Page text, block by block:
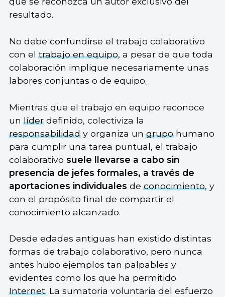
resultado.
No debe confundirse el trabajo colaborativo
con eltrabajo en equipo, a pesar de que toda
colaboración implique necesariamente unas
labores conjuntas o de equipo.
Mientras que el trabajo en equipo reconoce
unlíderdefinido, colectiviza la
responsabilidady organiza ungrupohumano
para cumplir una tarea puntual, el trabajo
colaborativo suele llevarse a cabo sin
presencia de jefes formales, a través de
aportaciones individuales deconocimiento, y
con el propósito final de compartir el
conocimiento alcanzado.
Desde edades antiguas han existido distintas
formas de trabajo colaborativo, pero nunca
antes hubo ejemplos tan palpables y
evidentes como los que ha permitido
Internet. La sumatoria voluntaria del esfuerzo